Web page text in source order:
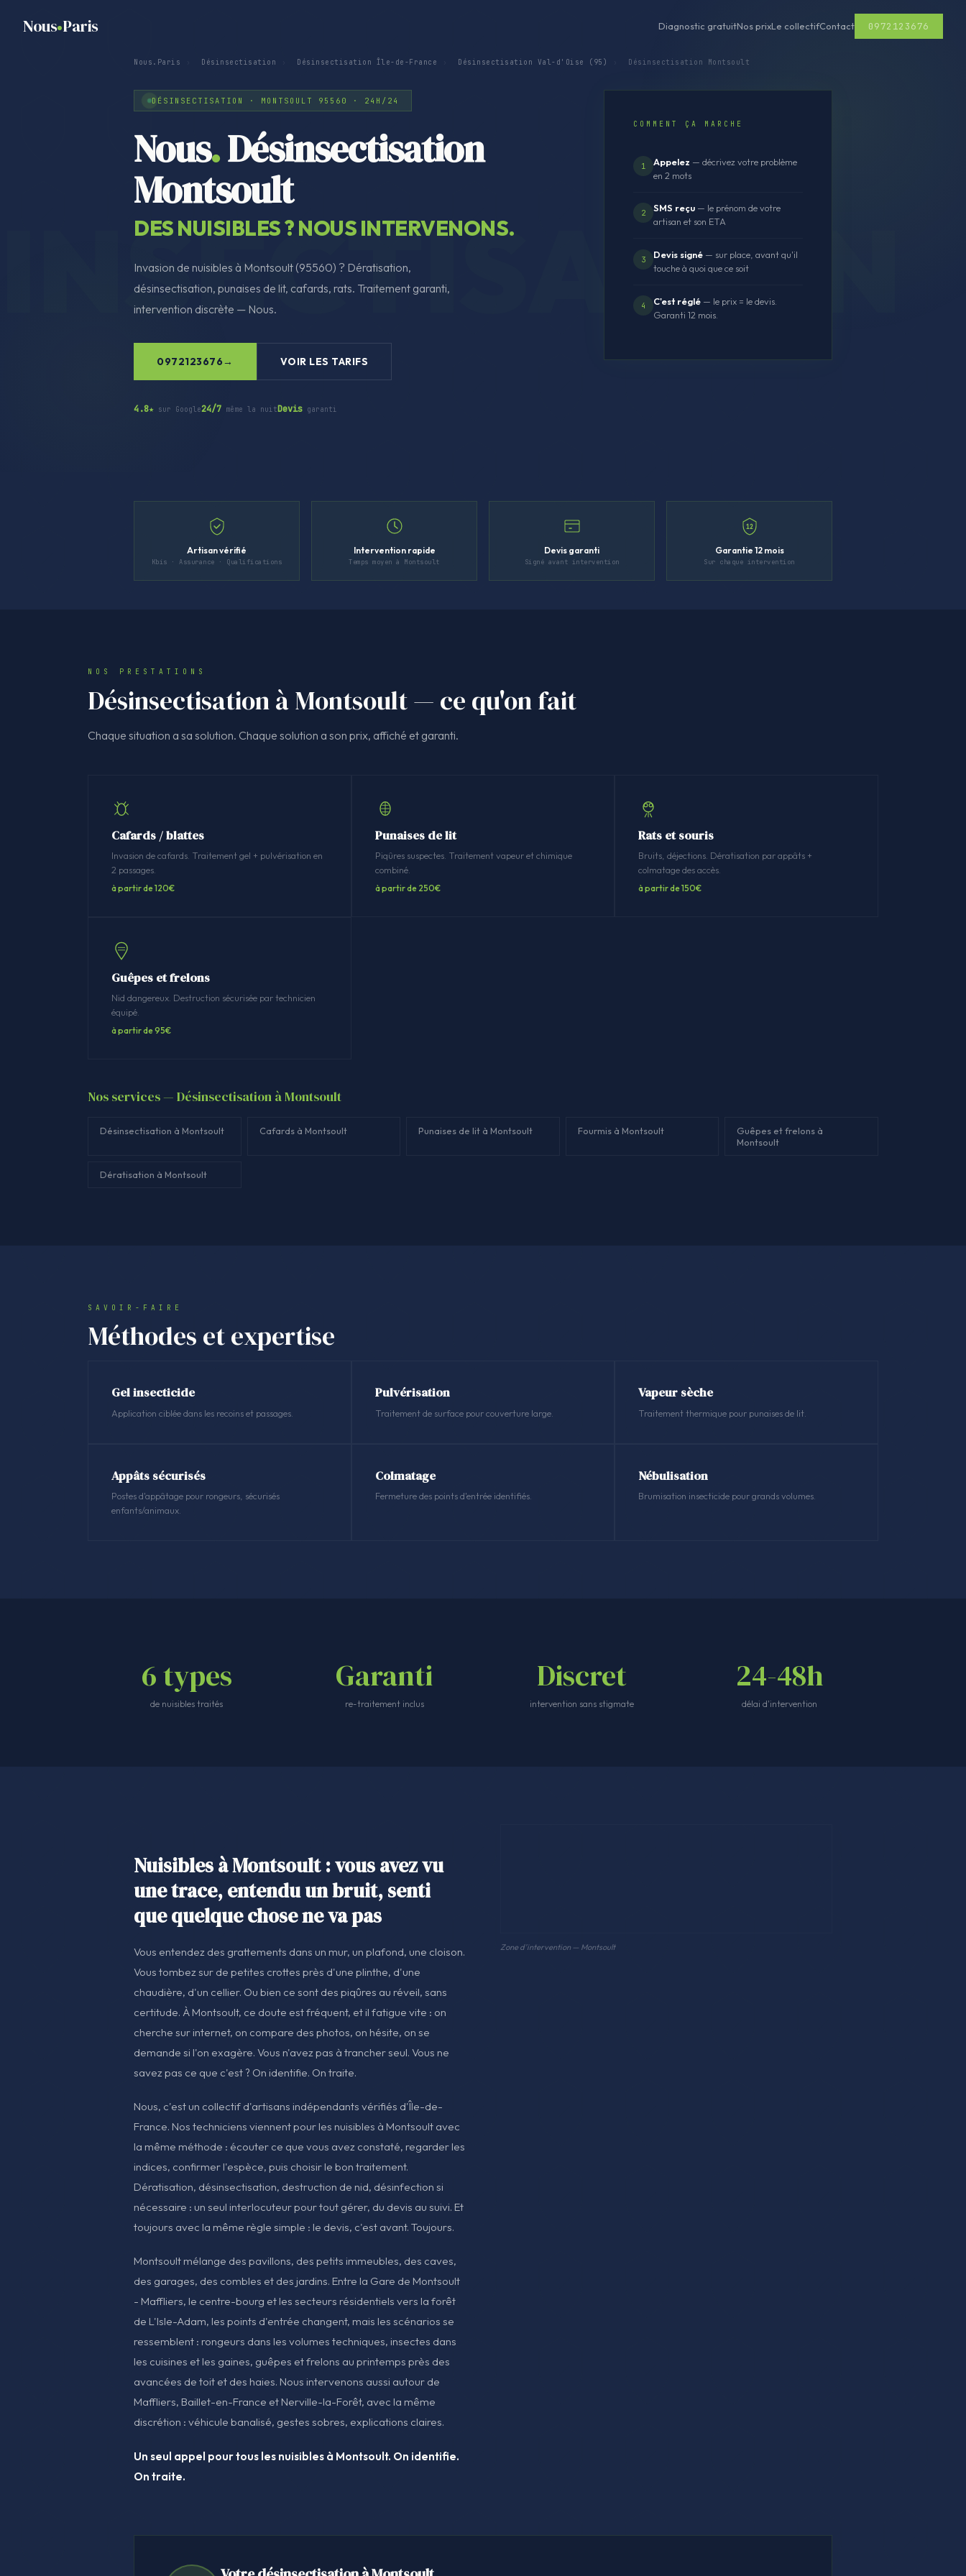
Nous Paris Diagnostic gratuitNos prixLe collectifContact 0972123676
Nous.Paris Désinsectisation Désinsectisation Île-de-France Désinsectisation Val-d'Oise (95) Désinsectisation Montsoult
DÉSINSECTISATION · MONTSOULT 95560 · 24H/24
Nous.Désinsectisation
Montsoult
DES NUISIBLES ? NOUS INTERVENONS.
Invasion de nuisibles à Montsoult (95560) ? Dératisation,
désinsectisation, punaises de lit, cafards, rats. Traitement garanti,
intervention discrète — Nous.
0972123676 VOIR LES TARIFS
4.8★ sur Google24/7 même la nuitDevis garanti
COMMENT ÇA MARCHE
1 Appelez — décrivez votre problème
en 2 mots
2 SMS reçu — le prénom de votre
artisan et son ETA
3 Devis signé — sur place, avant qu'il
touche à quoi que ce soit
4 C'est réglé — le prix = le devis.
Garanti 12 mois.
Artisan vérifié
Kbis · Assurance · Qualifications
Intervention rapide
Temps moyen à Montsoult
Devis garanti
Signé avant intervention
12
Garantie 12 mois
Sur chaque intervention
NOS PRESTATIONS
Désinsectisation à Montsoult — ce qu'on fait
Chaque situation a sa solution. Chaque solution a son prix, affiché et garanti.
Cafards / blattes
Invasion de cafards. Traitement gel + pulvérisation en
2 passages.
à partir de 120€
Punaises de lit
Piqûres suspectes. Traitement vapeur et chimique
combiné.
à partir de 250€
Rats et souris
Bruits, déjections. Dératisation par appâts +
colmatage des accès.
à partir de 150€
Guêpes et frelons
Nid dangereux. Destruction sécurisée par technicien
équipé.
à partir de 95€
Nos services — Désinsectisation à Montsoult
Désinsectisation à Montsoult Cafards à Montsoult Punaises de lit à Montsoult Fourmis à Montsoult
Guêpes et frelons à
Montsoult
Dératisation à Montsoult
SAVOIR-FAIRE
Méthodes et expertise
Gel insecticide
Application ciblée dans les recoins et passages.
Pulvérisation
Traitement de surface pour couverture large.
Vapeur sèche
Traitement thermique pour punaises de lit.
Appâts sécurisés
Postes d'appâtage pour rongeurs, sécurisés
enfants/animaux.
Colmatage
Fermeture des points d'entrée identifiés.
Nébulisation
Brumisation insecticide pour grands volumes.
6 types
de nuisibles traités
Garanti
re-traitement inclus
Discret
intervention sans stigmate
24-48h
délai d'intervention
Nuisibles à Montsoult : vous avez vu
une trace, entendu un bruit, senti
que quelque chose ne va pas
Vous entendez des grattements dans un mur, un plafond, une cloison.
Vous tombez sur de petites crottes près d'une plinthe, d'une
chaudière, d'un cellier. Ou bien ce sont des piqûres au réveil, sans
certitude. À Montsoult, ce doute est fréquent, et il fatigue vite : on
cherche sur internet, on compare des photos, on hésite, on se
demande si l'on exagère. Vous n'avez pas à trancher seul. Vous ne
savez pas ce que c'est ? On identifie. On traite.
Nous, c'est un collectif d'artisans indépendants vérifiés d'Île-de-
France. Nos techniciens viennent pour les nuisibles à Montsoult avec
la même méthode : écouter ce que vous avez constaté, regarder les
indices, confirmer l'espèce, puis choisir le bon traitement.
Dératisation, désinsectisation, destruction de nid, désinfection si
nécessaire : un seul interlocuteur pour tout gérer, du devis au suivi. Et
toujours avec la même règle simple : le devis, c'est avant. Toujours.
Montsoult mélange des pavillons, des petits immeubles, des caves,
des garages, des combles et des jardins. Entre la Gare de Montsoult
- Maffliers, le centre-bourg et les secteurs résidentiels vers la forêt
de L'Isle-Adam, les points d'entrée changent, mais les scénarios se
ressemblent : rongeurs dans les volumes techniques, insectes dans
les cuisines et les gaines, guêpes et frelons au printemps près des
avancées de toit et des haies. Nous intervenons aussi autour de
Maffliers, Baillet-en-France et Nerville-la-Forêt, avec la même
discrétion : véhicule banalisé, gestes sobres, explications claires.
Un seul appel pour tous les nuisibles à Montsoult. On identifie.
On traite.
Zone d'intervention — Montsoult